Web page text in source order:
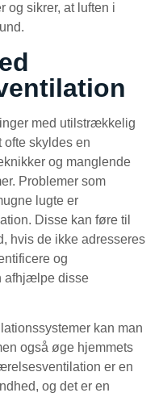
og sikrer, at luften i
med utilstrækkelig
skyldes en
og manglende
Problemer som
lugte er
Disse kan føre til
hvis de ikke adresseres
og
afhjælpe disse
kan man
også øge hjemmets
er en
og det er en